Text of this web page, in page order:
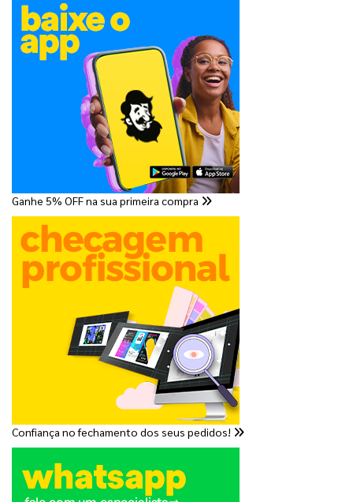
Ganhe 5% OFF na sua primeira compra
Confiança no fechamento dos seus pedidos!